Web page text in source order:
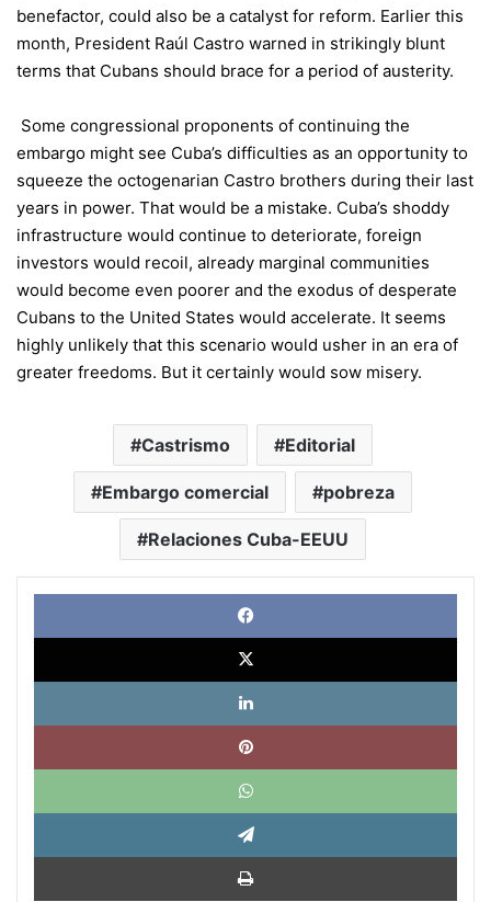
benefactor, could also be a catalyst for reform. Earlier this
month, President Raúl Castro warned in strikingly blunt
terms that Cubans should brace for a period of austerity.
Some congressional proponents of continuing the
embargo might see Cuba’s difficulties as an opportunity to
squeeze the octogenarian Castro brothers during their last
years in power. That would be a mistake. Cuba’s shoddy
infrastructure would continue to deteriorate, foreign
investors would recoil, already marginal communities
would become even poorer and the exodus of desperate
Cubans to the United States would accelerate. It seems
highly unlikely that this scenario would usher in an era of
greater freedoms. But it certainly would sow misery.
Castrismo Editorial
Embargo comercial pobreza
Relaciones Cuba-EEUU
X